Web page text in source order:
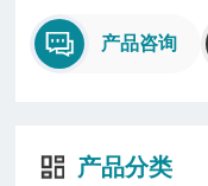
产品咨询
产品分类